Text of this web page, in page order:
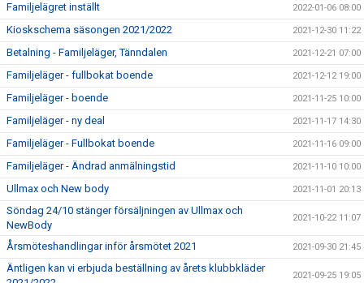
Familjelägret inställt 2022-01-06 08:00
Kioskschema säsongen 2021/2022 2021-12-30 11:22
Betalning - Familjeläger, Tänndalen 2021-12-21 07:00
Familjeläger - fullbokat boende 2021-12-12 19:00
Familjeläger - boende 2021-11-25 10:00
Familjeläger - ny deal 2021-11-17 14:30
Familjeläger - Fullbokat boende 2021-11-16 09:00
Familjeläger - Ändrad anmälningstid 2021-11-10 10:00
Ullmax och New body 2021-11-01 20:13
Söndag 24/10 stänger försäljningen av Ullmax och
NewBody
2021-10-22 11:07
Årsmöteshandlingar inför årsmötet 2021 2021-09-30 21:45
Äntligen kan vi erbjuda beställning av årets klubbkläder
2021-09-25 19:05